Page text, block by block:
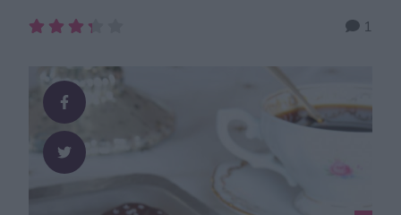
stelnar blir de frasiga och ljuvligt läckra och goda.
strösocker 2 tsk vaniljsocker 2 msk kakao 1 nypa salt 3
msk kaffe 2 dl kokos 4 dl havregryn GÖR …
1